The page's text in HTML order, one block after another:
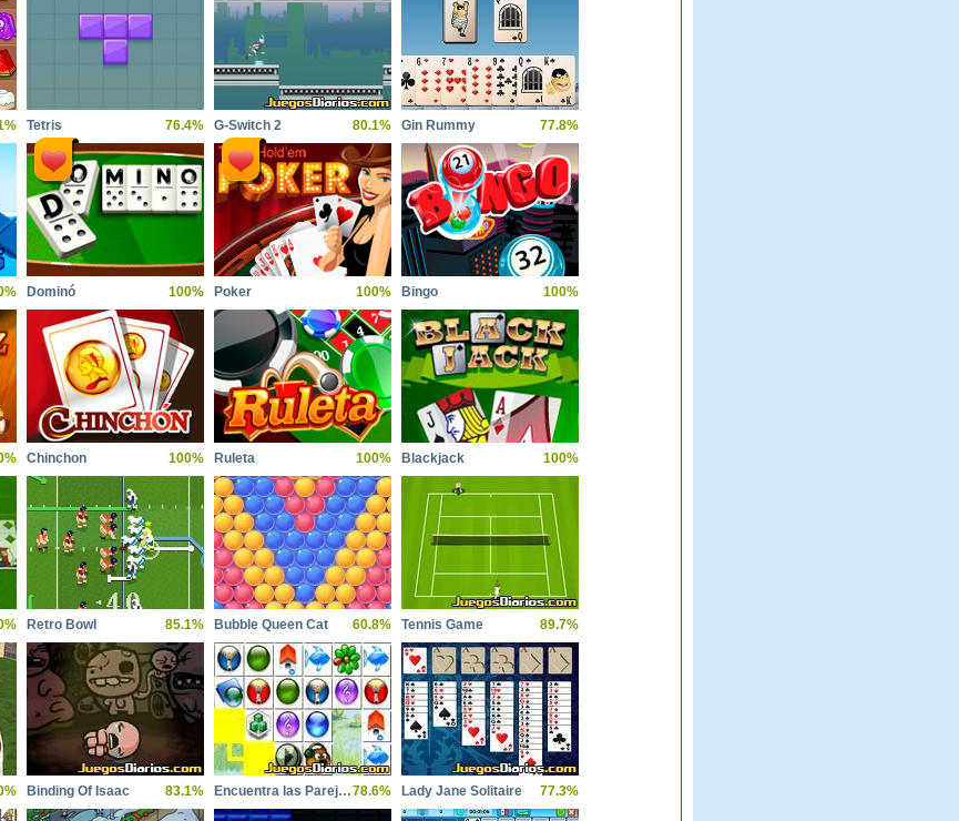
Tetris 76.4% G-Switch 2 80.1% Gin Rummy 77.8%
Dominó 100% Poker 100% Bingo 100%
Chinchon 100% Ruleta 100% Blackjack 100%
Retro Bowl 85.1% Bubble Queen Cat 60.8% Tennis Game 89.7%
Binding Of Isaac 83.1% Encuentra las Parejas Dificil78.6% Lady Jane Solitaire 77.3%